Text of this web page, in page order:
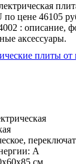
по цене 46105
: описание,
аксессуары.
плиты от
A